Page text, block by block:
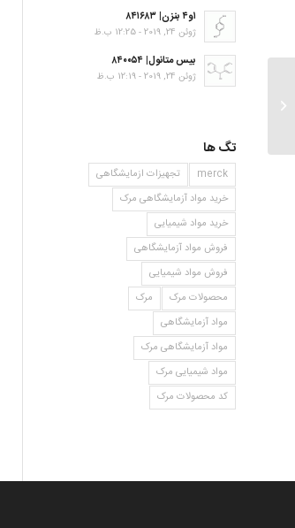
۱و۴ بنزن| ۸۴۱۶۸۳
ژوئن 24, 2019 - 12:25 ب.ظ
بیس متانول| ۸۴۰۰۵۴
ژوئن 24, 2019 - 12:19 ب.ظ
تگ ها
merck
تجهیزات ازمایشگاهی
خرید مواد آزمایشگاهی مرک
خرید مواد شیمیایی
فروش مواد آزمایشگاهی
فروش مواد شیمیایی
محصولات مرک
مرک
مواد آزمایشگاهی
مواد آزمایشگاهی مرک
مواد شیمیایی مرک
کد محصولات مرک